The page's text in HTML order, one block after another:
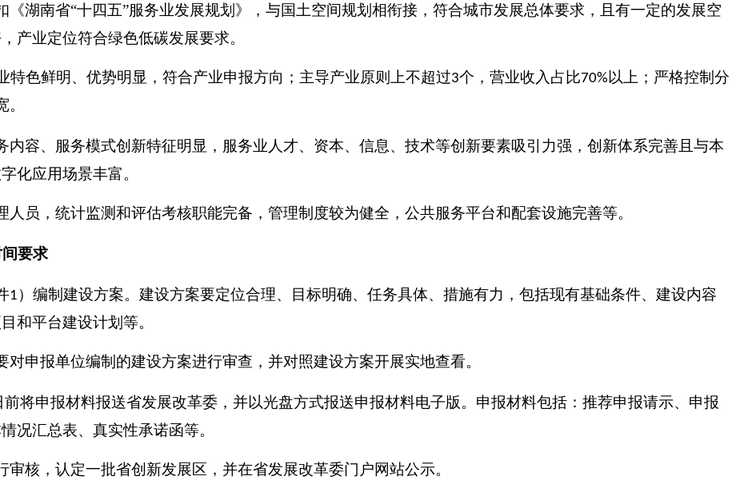
湖南省“十四五”服务业发展规划》，与国土空间规划相衔接，符合城市发展总体要求，且有一定的发展空
产业定位符合绿色低碳发展要求。
特色鲜明、优势明显，符合产业申报方向；主导产业原则上不超过3个，营业收入占比70% 以上；严格控制分
容、服务模式创新特征明显，服务业人才、资本、信息、技术等创新要素吸引力强，创新体系完善且与本
化应用场景丰富。
员，统计监测和评估考核职能完备，管理制度较为健全，公共服务平台和配套设施完善等。
要求
1 ）编制建设方案。建设方案要定位合理、目标明确、任务具体、措施有力，包括现有基础条件、建设内容
和平台建设计划等。
申报单位编制的建设方案进行审查，并对照建设方案开展实地查看。
前将申报材料报送省发展改革委，并以光盘方式报送申报材料电子版。申报材料包括：推荐申报请示、申报
况汇总表、真实性承诺函等。
核，认定一批省创新发展区，并在省发展改革委门户网站公示。